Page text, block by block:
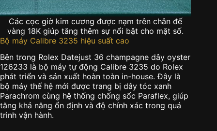
Các cọc giờ kim cương được nạm trên chân đế
vàng 18K giúp tăng thêm sự nổi bật cho mặt số.
Bộ máy Calibre 3235 hiệu suất cao
Bên trong Rolex Datejust 36 champagne dây oyster
126233 là bộ máy tự động Calibre 3235 do Rolex
phát triển và sản xuất hoàn toàn in-house. Đây là
bộ máy thế hệ mới được trang bị dây tóc xanh
Parachrom cùng hệ thống chống sốc Paraflex, giúp
tăng khả năng ổn định và độ chính xác trong quá
trình vận hành.